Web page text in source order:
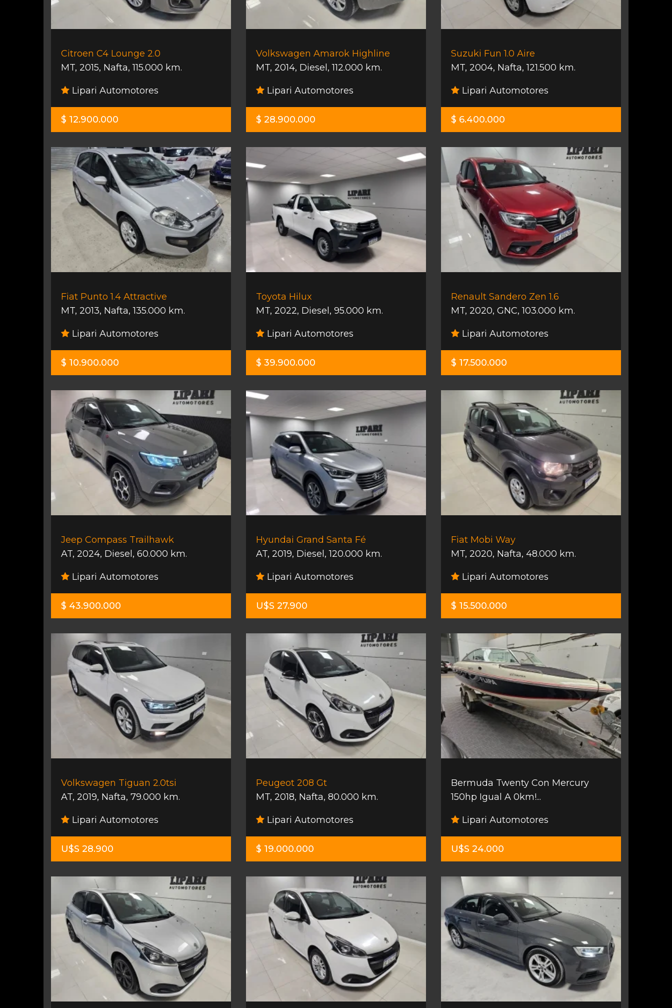
Citroen C4 Lounge 2.0
MT, 2015, Nafta,115.000 km.
Lipari Automotores
$ 12.900.000
Volkswagen Amarok Highline
MT, 2014, Diesel ,112.000 km.
Lipari Automotores
$ 28.900.000
Suzuki Fun 1.0 Aire
MT, 2004, Nafta,121.500 km.
Lipari Automotores
$ 6.400.000
Fiat Punto 1.4 Attractive
MT, 2013, Nafta,135.000 km.
Lipari Automotores
$ 10.900.000
Toyota Hilux
MT, 2022, Diesel , 95.000 km.
Lipari Automotores
$ 39.900.000
Renault Sandero Zen 1.6
MT, 2020, GNC,103.000 km.
Lipari Automotores
$ 17.500.000
Jeep Compass Trailhawk
AT, 2024, Diesel , 60.000 km.
Lipari Automotores
$ 43.900.000
Hyundai Grand Santa Fé
AT, 2019, Diesel ,120.000 km.
Lipari Automotores
U$S 27.900
Fiat Mobi Way
MT, 2020, Nafta, 48.000 km.
Lipari Automotores
$ 15.500.000
Volkswagen Tiguan 2.0tsi
AT, 2019, Nafta, 79.000 km.
Lipari Automotores
U$S 28.900
Peugeot 208 Gt
MT, 2018, Nafta, 80.000 km.
Lipari Automotores
$ 19.000.000
Bermuda Twenty Con Mercury
150hp Igual A 0km!...
Lipari Automotores
U$S 24.000